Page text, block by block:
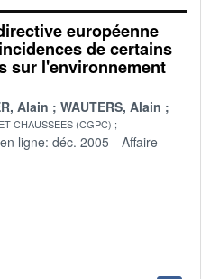
européenne
de certains
sur l'environnement
Alain WAUTERS, Alain
CHAUSSEES (CGPC)
ligne: déc. 2005
Affaire